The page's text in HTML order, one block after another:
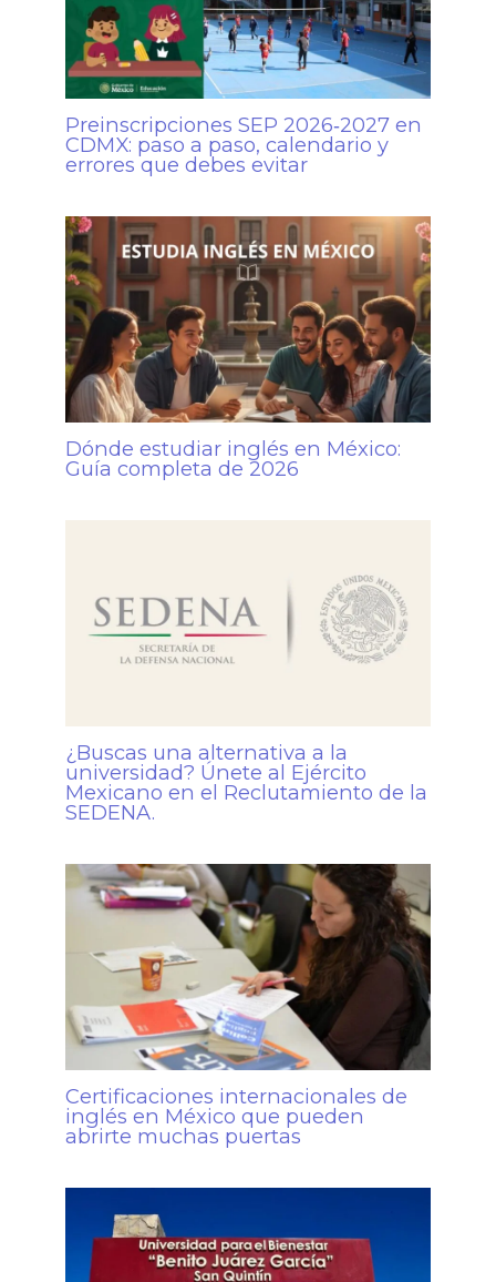
Preinscripciones SEP 2026‑2027 en
CDMX: paso a paso, calendario y
errores que debes evitar
Dónde estudiar inglés en México:
Guía completa de 2026
¿Buscas una alternativa a la
universidad? Únete al Ejército
Mexicano en el Reclutamiento de la
SEDENA.
Certificaciones internacionales de
inglés en México que pueden
abrirte muchas puertas